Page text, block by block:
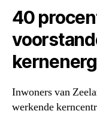
40
Inwoners van
werkende